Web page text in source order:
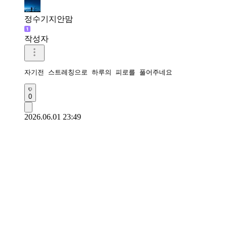
정수기지안맘
작성자
자기전 스트레칭으로 하루의 피로를 풀어주네요
0
2026.06.01 23:49